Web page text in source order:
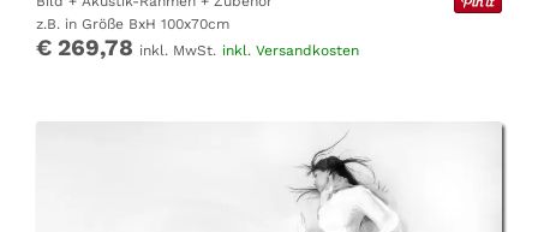
z.B. in Größe BxH 100x70cm
€ 269,78 inkl. MwSt. inkl. Versandkosten